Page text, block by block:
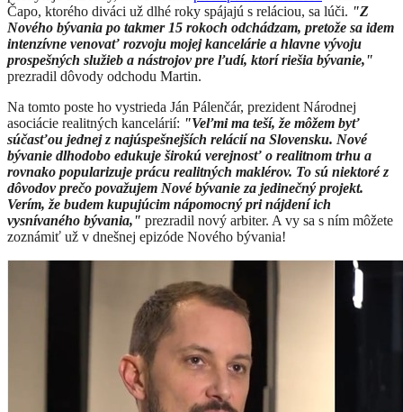
Čapo, ktorého diváci už dlhé roky spájajú s reláciou, sa lúči. "Z
Nového bývania po takmer 15 rokoch odchádzam, pretože sa idem
intenzívne venovať rozvoju mojej kancelárie a hlavne vývoju
prospešných služieb a nástrojov pre ľudí, ktorí riešia bývanie,"
prezradil dôvody odchodu Martin.
Na tomto poste ho vystrieda Ján Pálenčár, prezident Národnej
asociácie realitných kancelárií: "Veľmi ma teší, že môžem byť
súčasťou jednej z najúspešnejších relácií na Slovensku. Nové
bývanie dlhodobo edukuje širokú verejnosť o realitnom trhu a
rovnako popularizuje prácu realitných maklérov. To sú niektoré z
dôvodov prečo považujem Nové bývanie za jedinečný projekt.
Verím, že budem kupujúcim nápomocný pri nájdení ich
vysnívaného bývania," prezradil nový arbiter. A vy sa s ním môžete
zoznámiť už v dnešnej epizóde Nového bývania!